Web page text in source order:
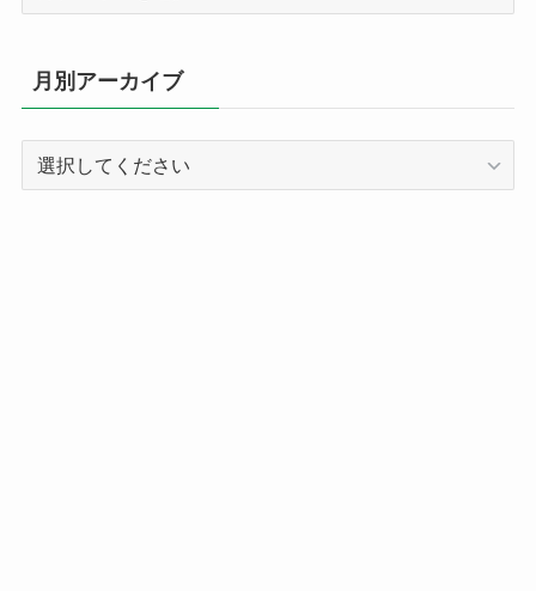
リ
ー
記
事
月別アーカイブ